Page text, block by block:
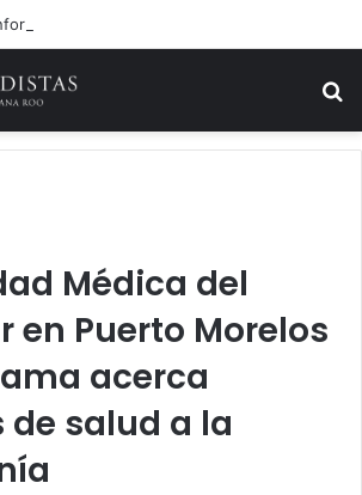
Médica del
en Puerto Morelos
acerca
de salud a la